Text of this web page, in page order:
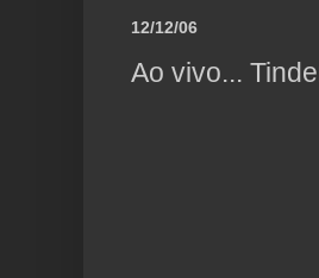
12/12/06
Ao vivo...